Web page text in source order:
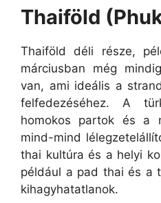
Thaiföld
Thaiföld déli része,
márciusban még
van, ami ideális a
felfedezéséhez. A
homokos partok és a
mind-mind
thai kultúra és a helyi
például a pad thai és a
kihagyhatatlanok.